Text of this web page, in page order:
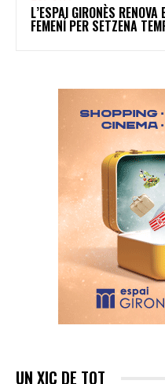
L’ESPAI GIRONÈS
FEMENÍ PER SETZENA
UN XIC DE TOT